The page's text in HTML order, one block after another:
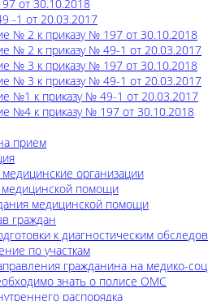
от 30.10.2018
-1 от 20.03.2017
№ 2 к приказу № 197 от 30.10.2018
№ 2 к приказу № 49-1 от 20.03.2017
№ 3 к приказу № 197 от 30.10.2018
№ 3 к приказу № 49-1 от 20.03.2017
№1 к приказу № 49-1 от 20.03.2017
№4 к приказу № 197 от 30.10.2018
прием
организации
медицинской помощи
медицинской помощи
граждан
к диагностическим
по участкам
гражданина на медико-
знать о полисе ОМС
распорядка